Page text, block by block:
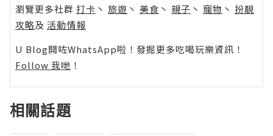
瀏覽更多社群 打卡 丶 旅遊 丶 美食 丶 親子 丶 寵物 丶 扮靚
攻略及 活動情報
U Blog開咗WhatsApp啦！發掘更多吃喝玩樂資訊！
Follow 我哋 ！
相關話題